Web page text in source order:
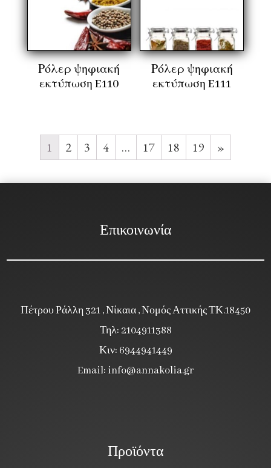
Ρόλερ ψηφιακή
εκτύπωση E110
Ρόλερ ψηφιακή
εκτύπωση E111
1 2 3 4 … 17 18 19 »
Επικοινωνία
Πέτρου Ράλλη 321 , Νίκαια , Νομός Αττικής ΤΚ.18450
Τηλ: 2104911388
Κιν: 6944941449
Email: info@annakolia.gr
Προϊόντα